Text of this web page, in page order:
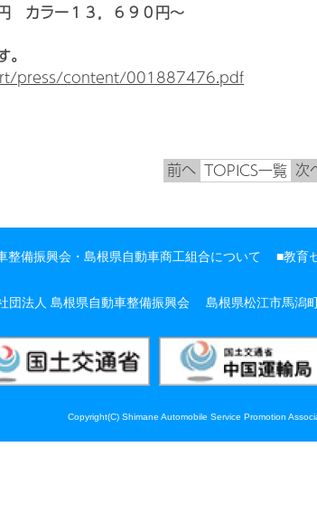
カラー１３，６９０円～
press/content/001887476.pdf
前へ TOPICS一覧 次
整備振興会・ 島根県自動車商工組合について 教育
団法人 島根県自動車整備振興会 島根県松江市馬潟
Copyright(C) Shimane Automobile Service Promotion